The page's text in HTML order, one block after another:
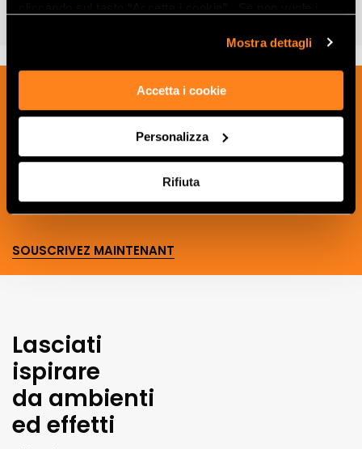
Mostra dettagli
Accetta i cookie
Personalizza
Rifiuta
Inscrivez-vous à notre newsletter pour
recevoir les nouveautés, les mises à jour
et les idées créatives relatives au
monde des céramiques et du design
SOUSCRIVEZ MAINTENANT
Lasciati
ispirare
da ambienti
ed effetti